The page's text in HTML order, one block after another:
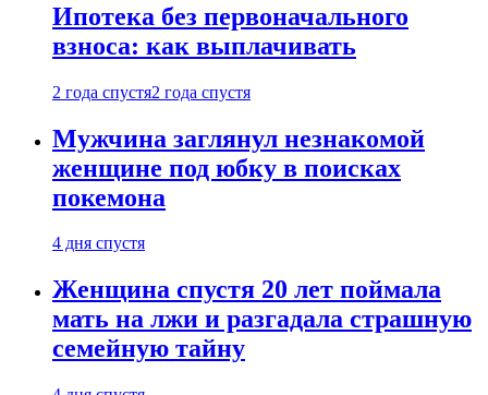
Ипотека без первоначального
взноса: как выплачивать
2 года спустя2 года спустя
Мужчина заглянул незнакомой
женщине под юбку в поисках
покемона
4 дня спустя
Женщина спустя 20 лет поймала
мать на лжи и разгадала страшную
семейную тайну